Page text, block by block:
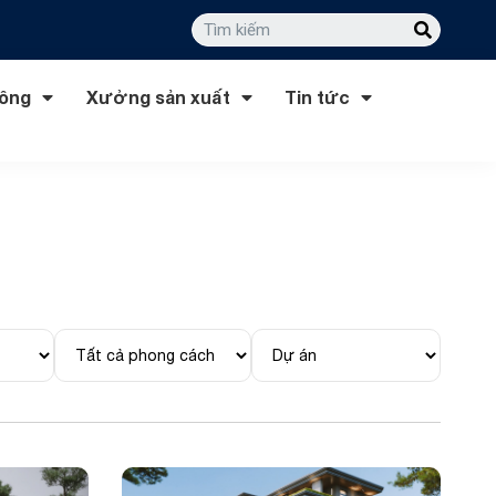
Xưởng sản xuất
Tin tức